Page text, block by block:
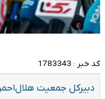
کد خبر : 1783343
دبیرکل جمعیت